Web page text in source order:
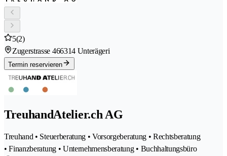
5(2)
Zugerstrasse 466314 Unterägeri
Termin reservieren
TreuhandAtelier.ch AG
Treuhand • Steuerberatung • Vorsorgeberatung • Rechtsberatung
• Finanzberatung • Unternehmensberatung • Buchhaltungsbüro